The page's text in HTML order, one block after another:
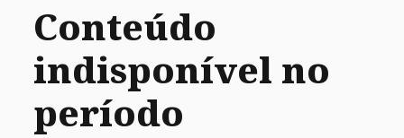
Conteúdo
indisponível no
período